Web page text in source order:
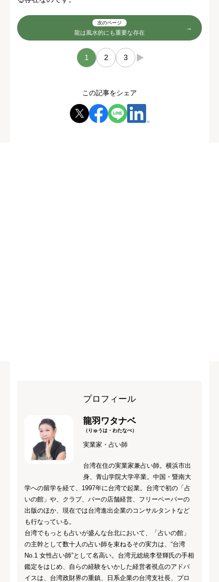
次のページ
龍は風水的にも重要な存在
1 2 3 →
この記事をシェア
プロフィール
龍羽ワタナベ
（りゅうは・わたなべ）
実業家・占い師
台湾在住の実業家兼占い師。横浜市出
身、青山学院大学卒業。中国・暨南大
学への留学を経て、1997年に台湾で起業。台湾で初の「占
いの館」や、クラブ、バーの店舗経営、フリーペーパーの
出版のほか、現在では台湾進出企業のコンサルタントなど
も行なっている。
台湾でもっとも占いが盛んな台北において、「占いの館」
の主幹として数十人の占い師を束ねるその実力は、“台湾
No.1 女性占い師”として名高い。台湾元総統李登輝氏の手相
鑑定をはじめ、自らの経験をいかした経営者視点のアドバ
イスは、台湾政財界の重鎮、日系企業の台湾支社長、プロ